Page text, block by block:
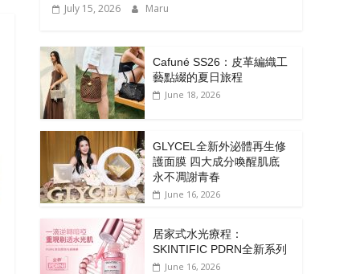
July 15, 2026 Maru
Cafuné SS26：皮革編織工
藝點綴的夏日旅程
June 18, 2026
GLYCEL全新外泌體再生修
護面膜 四大成分喚醒肌底
永不凋謝青春
June 16, 2026
居家式水光療程：
SKINTIFIC PDRN全新系列
June 16, 2026